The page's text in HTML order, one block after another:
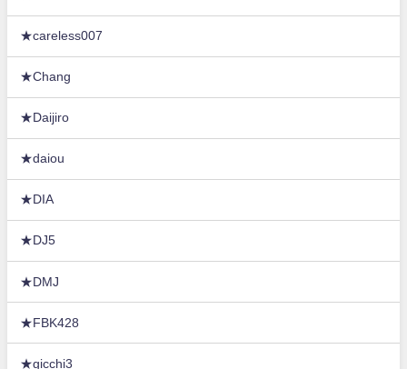
★careless007
★Chang
★Daijiro
★daiou
★DIA
★DJ5
★DMJ
★FBK428
★gicchi3